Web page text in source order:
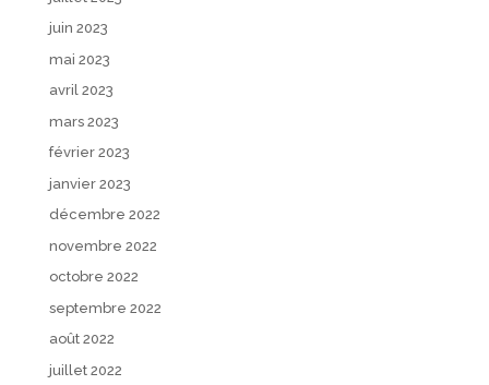
juin 2023
mai 2023
avril 2023
mars 2023
février 2023
janvier 2023
décembre 2022
novembre 2022
octobre 2022
septembre 2022
août 2022
juillet 2022